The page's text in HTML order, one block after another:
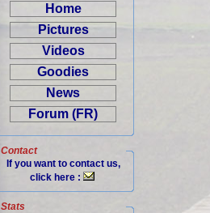
Home
Pictures
Videos
Goodies
News
Forum (FR)
Contact
If you want to contact us,
click here :
Stats